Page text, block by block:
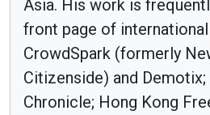
Asia. His work is
front page of
CrowdSpark (formerly
Citizenside) and
Chronicle; Hong Kong